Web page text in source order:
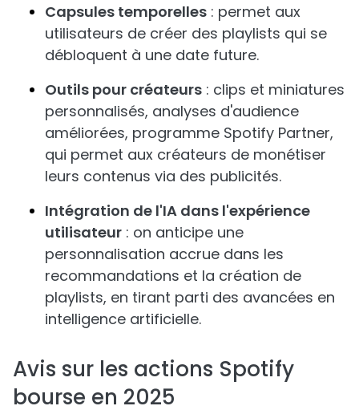
Capsules temporelles : permet aux
utilisateurs de créer des playlists qui se
débloquent à une date future.
Outils pour créateurs : clips et miniatures
personnalisés, analyses d'audience
améliorées, programme Spotify Partner,
qui permet aux créateurs de monétiser
leurs contenus via des publicités.
Intégration de l'IA dans l'expérience
utilisateur : on anticipe une
personnalisation accrue dans les
recommandations et la création de
playlists, en tirant parti des avancées en
intelligence artificielle.
Avis sur les actions Spotify
bourse en 2025